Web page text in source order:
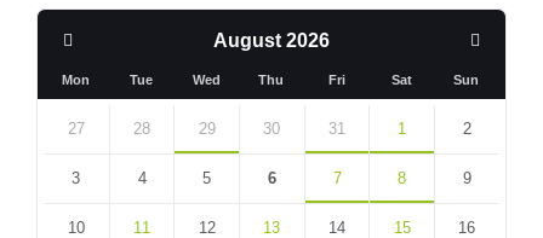
August 2026
Month
Mon Tue Wed Thu Fri Sat Sun
calendar
27 28 29 30 31 1 2
3 4 5 6 7 8 9
10 11 12 13 14 15 16